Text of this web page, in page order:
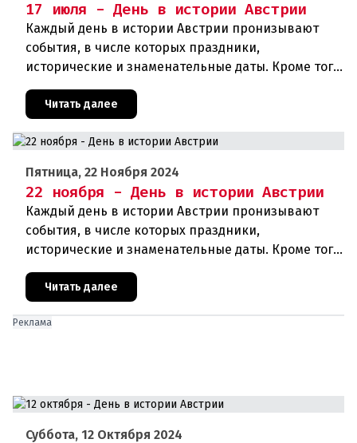
17 июля - День в истории Австрии
Каждый день в истории Австрии пронизывают
события, в числе которых праздники,
исторические и знаменательные даты. Кроме того
дни рождения различных деятелей страны, а
также дни их смерти. Что же произ
Читать далее
Пятница, 22 Ноября 2024
22 ноября - День в истории Австрии
Каждый день в истории Австрии пронизывают
события, в числе которых праздники,
исторические и знаменательные даты. Кроме того
дни рождения различных деятелей Австрии, а
также дни их смерти. Что же прои
Читать далее
Реклама
Суббота, 12 Октября 2024